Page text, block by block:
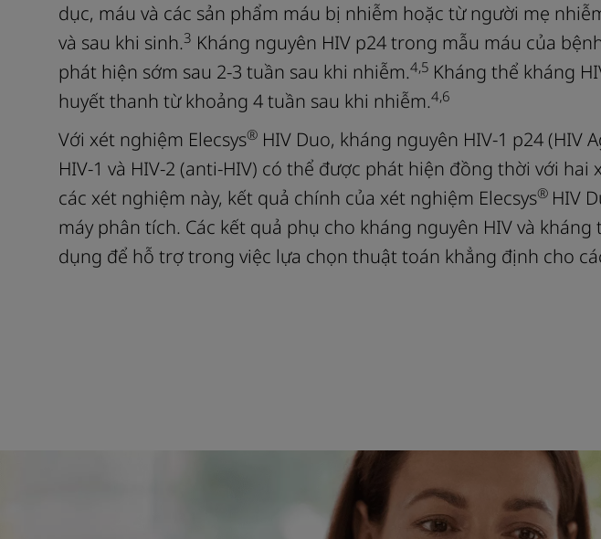
dục, máu và các sản phẩm máu bị nhiễm hoặc từ người mẹ
và sau khi sinh.3 Kháng nguyên HIV p24 trong mẫu máu của
phát hiện sớm sau 2‑3 tuần sau khi nhiễm.4,5 Kháng thể kháng
huyết thanh từ khoảng 4 tuần sau khi nhiễm.4,6
Với xét nghiệm Elecsys® HIV Duo, kháng nguyên HIV‑1 p24 (HIV
HIV‑1 và HIV‑2 (anti‑HIV) có thể được phát hiện đồng thời với
các xét nghiệm này, kết quả chính của xét nghiệm Elecsys® HIV
máy phân tích. Các kết quả phụ cho kháng nguyên HIV và
dụng để hỗ trợ trong việc lựa chọn thuật toán khẳng định cho